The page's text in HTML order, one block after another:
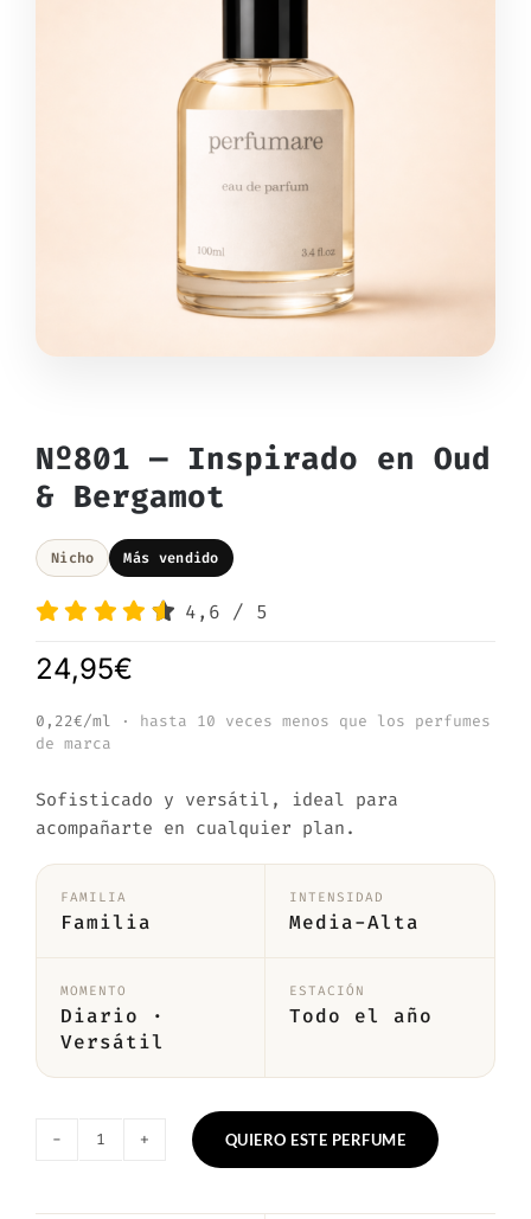
Nº801 — Inspirado en Oud
& Bergamot
Nicho Más vendido
4,6 / 5
24,95€
0,22€/ml
· hasta 10 veces menos que los perfumes
de marca
Sofisticado y versátil, ideal para
acompañarte en cualquier plan.
FAMILIA
Familia
INTENSIDAD
Media-Alta
MOMENTO
Diario ·
Versátil
ESTACIÓN
Todo el año
QUIERO ESTE PERFUME